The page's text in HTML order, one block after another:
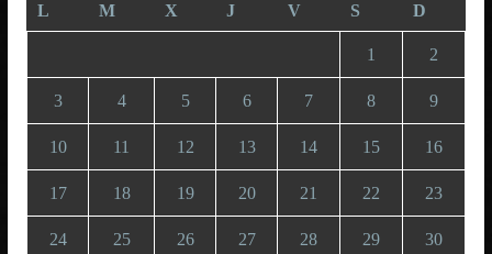
L
M X J V S D
1 2
3 4 5 6 7 8 9
10 11 12 13 14 15 16
17 18 19 20 21 22 23
24 25 26 27 28 29 30